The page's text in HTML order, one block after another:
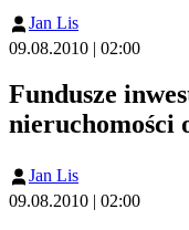
Jan Lis
09.08.2010 | 02:00
Fundusze
nieruchomości
Jan Lis
09.08.2010 | 02:00